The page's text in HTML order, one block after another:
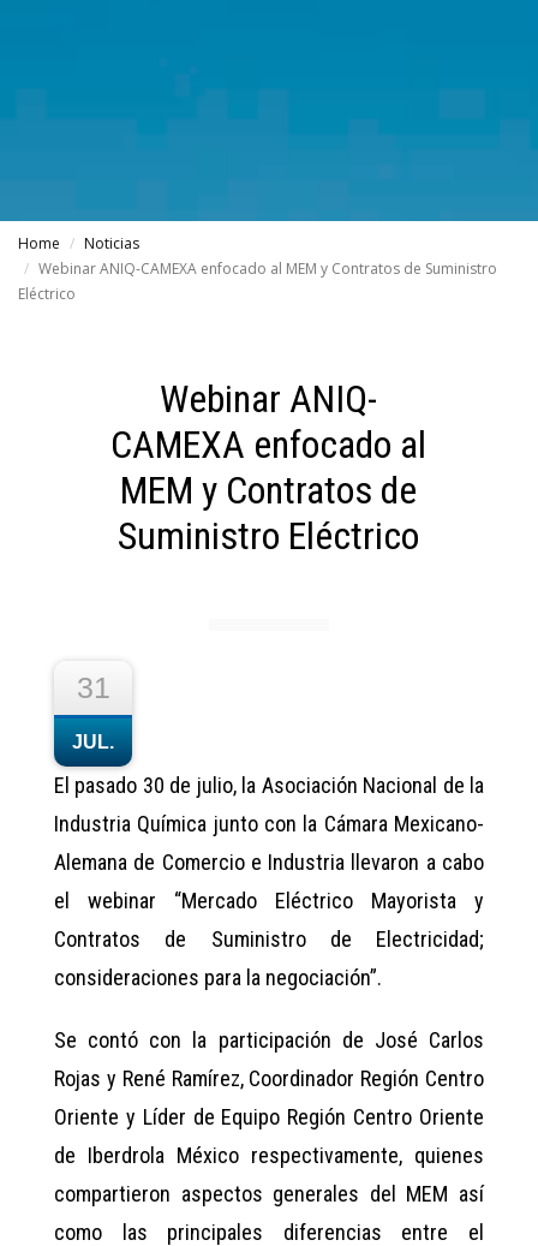
Home
Noticias
Webinar ANIQ-CAMEXA enfocado al MEM y Contratos de Suministro
Eléctrico
Webinar ANIQ-
CAMEXA enfocado al
MEM y Contratos de
Suministro Eléctrico
31
JUL.
El pasado 30 de julio, la Asociación Nacional de la
Industria Química junto con la Cámara Mexicano-
Alemana de Comercio e Industria llevaron a cabo
el webinar “Mercado Eléctrico Mayorista y
Contratos de Suministro de Electricidad;
consideraciones para la negociación”.
Se contó con la participación de José Carlos
Rojas y René Ramírez, Coordinador Región Centro
Oriente y Líder de Equipo Región Centro Oriente
de Iberdrola México respectivamente, quienes
compartieron aspectos generales del MEM así
como las principales diferencias entre el